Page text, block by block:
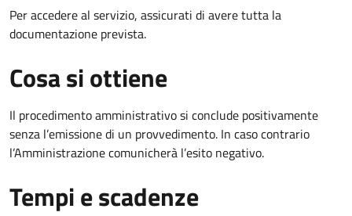
Per accedere al servizio, assicurati di avere tutta la
documentazione prevista.
Cosa si ottiene
Il procedimento amministrativo si conclude positivamente
senza l’emissione di un provvedimento. In caso contrario
l’Amministrazione comunicherà l’esito negativo.
Tempi e scadenze